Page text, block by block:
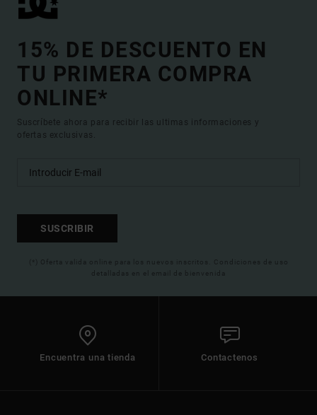
15% DE DESCUENTO EN
TU PRIMERA COMPRA
ONLINE*
Suscríbete ahora para recibir las ultimas informaciones y
ofertas exclusivas.
SUSCRIBIR
(*) Oferta valida online para los nuevos inscritos. Condiciones de uso
detalladas en el email de bienvenida
Encuentra una tienda Contactenos